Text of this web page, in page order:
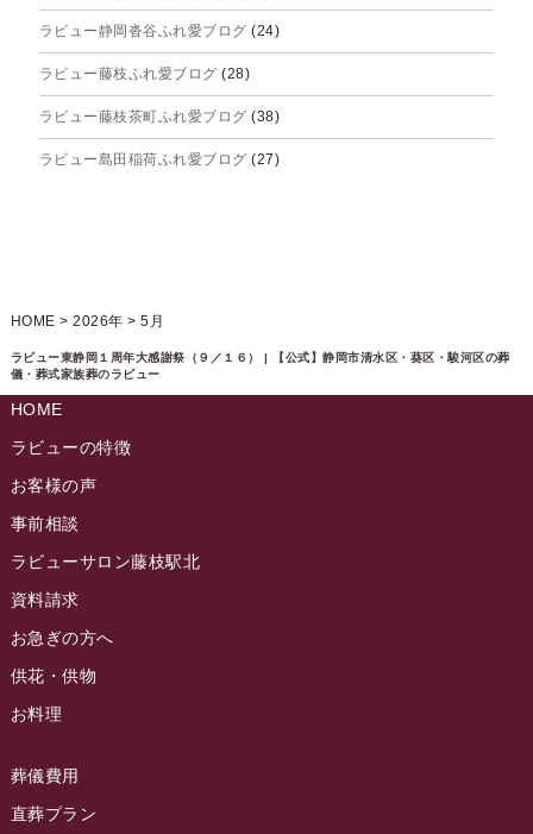
ラビュー東静岡１周年大感謝祭（９／１６） | 【公式】静岡市清水区・葵区・駿河区の葬
儀・葬式家族葬のラビュー
2025年6月
2025年5月
2025年4月
2025年3月
2024年10月
2024年9月
2024年5月
2024年4月
2024年3月
2024年2月
2023年12月
ラビュー静岡沓谷ふれ愛ブログ (24)
ラビュー藤枝ふれ愛ブログ (28)
ラビュー藤枝茶町ふれ愛ブログ (38)
ラビュー島田稲荷ふれ愛ブログ (27)
ラビュー西焼津ふれ愛ブログ
ラビュー島田六合ふれ愛ブログ
ラビュー静岡籠上ふれ愛ブログ
ラビュー金谷ふれ愛ブログ
ラビュー静岡下島イベント情報
ラビュー東静岡イベント情報 (90)
ラビュー島田稲荷イベント情報(84)
ラビュー焼津石津イベント情報
ラビュー藤枝茶町イベント情報
ラビュー藤枝イベント情報
ラビュー静岡沓谷イベント情報
ラビュー静岡籠上イベント情報
お葬式の豆知識
お客様の声
ラビュー静岡下島
ラビュー東静岡
ラビューリビング静岡沓谷
HOME >2026年 >5月
HOME
ラビューの特徴
お客様の声
事前相談
ラビューサロン藤枝駅北
資料請求
お急ぎの方へ
供花・供物
お料理
葬儀費用
直葬プラン